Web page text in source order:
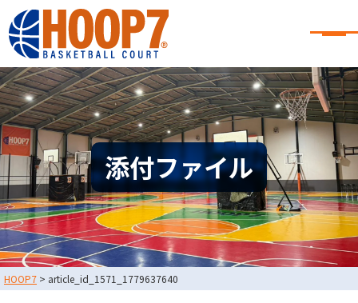
大阪・東大阪・堺のバスケコートレンタル｜HOOP7
大阪・東大阪・堺のバスケコート
レンタル｜HOOP7
HOME
初めての方へ
東大阪店
堺店
大会・イベント情報
HOOPERSスクール
バスケ×BBQ
お知らせ
スタッフブログ
お問い合わせ
利用規約
運営会社情報
採用情報
添付ファイル
HOOP7 > article_id_1571_1779637640